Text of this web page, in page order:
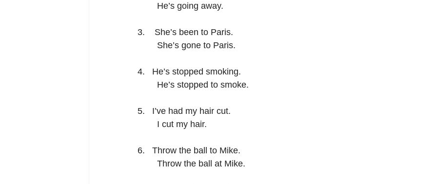
	He’s going away.
3.    She’s been to Paris.
	She’s gone to Paris.
4.   He’s stopped smoking.
	He’s stopped to smoke.
5.   I’ve had my hair cut.
	I cut my hair.
6.   Throw the ball to Mike.
	Throw the ball at Mike.